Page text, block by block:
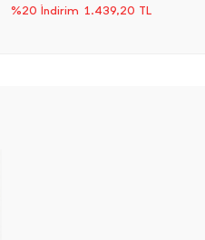
%20 İndirim 1.439,20 TL